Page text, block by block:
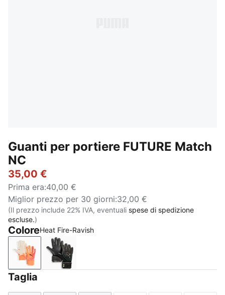
Guanti per portiere FUTURE Match
NC
35,00 €
Prima era:40,00 €
Miglior prezzo per 30 giorni:32,00 €
(Il prezzo include 22% IVA, eventuali spese di spedizione
escluse.)
ColoreHeat Fire-Ravish
Heat Fire-RavishPUMA Black-Green Terrain-Fizzy Light
Taglia